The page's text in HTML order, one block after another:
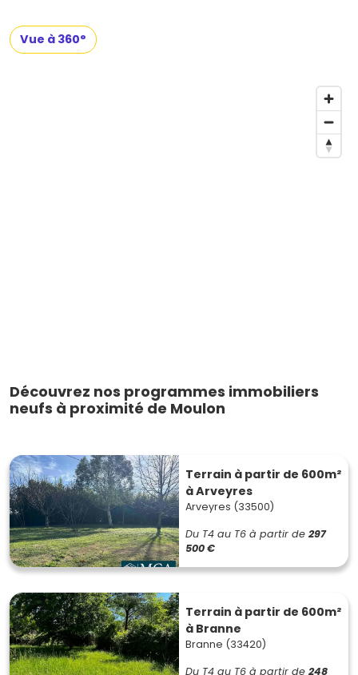
Vue à 360°
Découvrez nos programmes immobiliers
neufs à proximité de Moulon
Terrain à partir de 600m²
à Arveyres
Arveyres (33500)
Du T4 au T6 à partir de 297
500 €
Terrain à partir de 600m²
à Branne
Branne (33420)
Du T4 au T6 à partir de 248